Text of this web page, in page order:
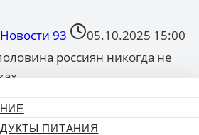
ПИТАНИЯ
Новости 93
05.10.2025 15:00
россиян никогда не